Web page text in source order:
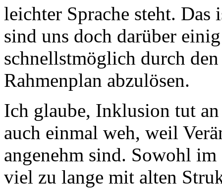
leichter Sprache steht.
sind uns doch darüber
schnellstmöglich durch
Rahmenplan abzulösen.
Ich glaube, Inklusion tut
auch einmal weh, weil
angenehm sind. Sowohl
viel zu lange mit alten